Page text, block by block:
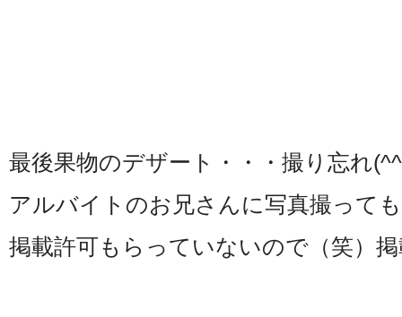
最後果物のデザート・・・撮り忘れ
アルバイトのお兄さんに写真撮って
掲載許可もらっていないので（笑）